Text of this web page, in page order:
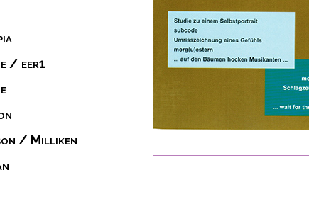
/ Milliken
/ eer1